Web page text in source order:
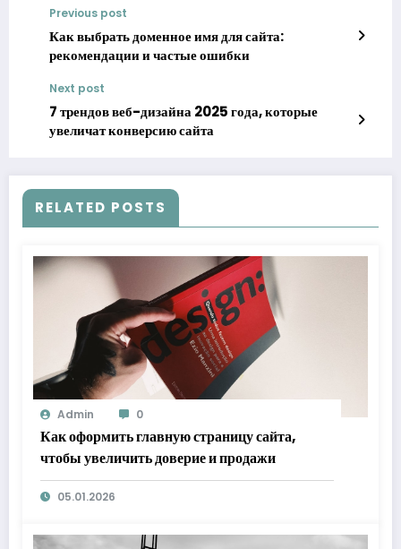
Previous post
Как выбрать доменное имя для сайта:
рекомендации и частые ошибки
Next post
7 трендов веб-дизайна 2025 года, которые
увеличат конверсию сайта
RELATED POSTS
Admin 0
Как оформить главную страницу сайта,
чтобы увеличить доверие и продажи
05.01.2026